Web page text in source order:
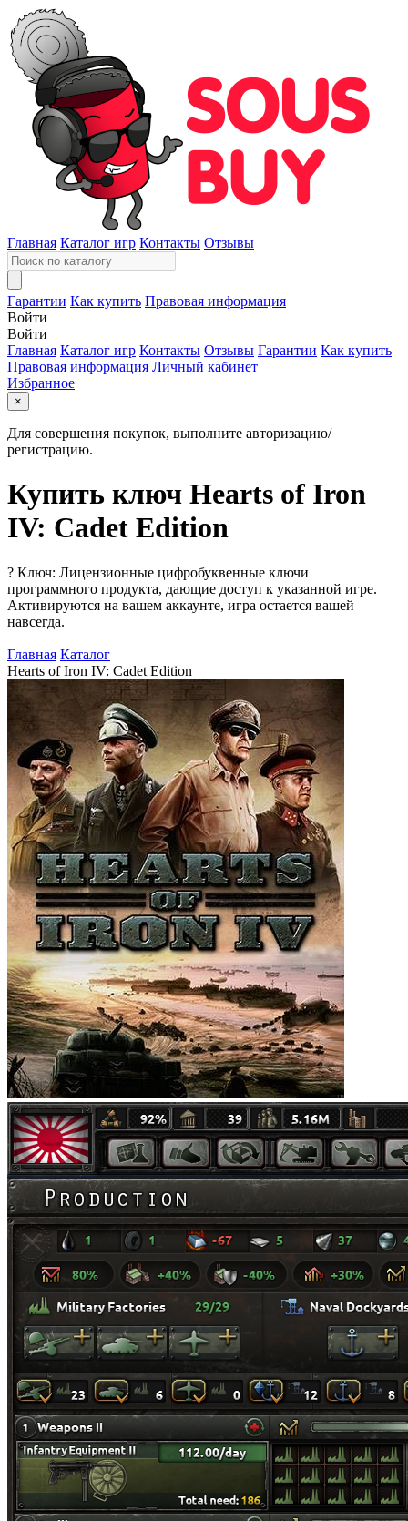
Главная Каталог игр Контакты Отзывы
Гарантии Как купить Правовая информация
Войти
Войти
Главная Каталог игр Контакты Отзывы Гарантии Как купить
Правовая информация Личный кабинет
Избранное
×
Для совершения покупок, выполните авторизацию/
регистрацию.
Купить ключ Hearts of Iron
IV: Cadet Edition
? Ключ: Лицензионные цифробуквенные ключи
программного продукта, дающие доступ к указанной игре.
Активируются на вашем аккаунте, игра остается вашей
навсегда.
Главная Каталог
Hearts of Iron IV: Cadet Edition